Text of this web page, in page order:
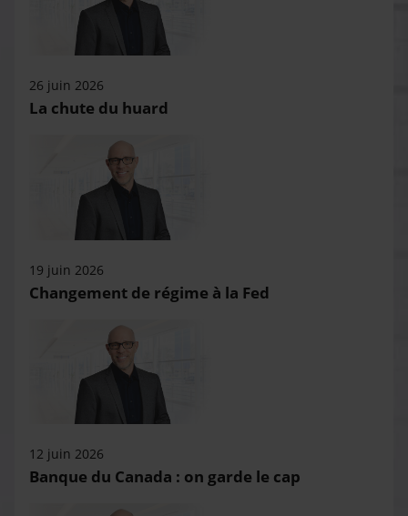
26 juin 2026
La chute du huard
19 juin 2026
Changement de régime à la Fed
12 juin 2026
Banque du Canada : on garde le cap